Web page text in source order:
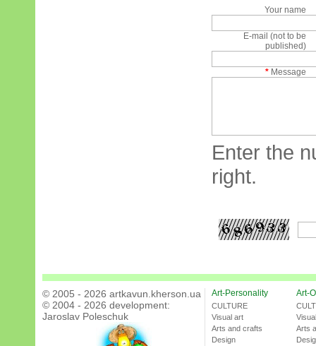
Your name
E-mail (not to be
published)
* Message
Enter the
right.
© 2005 - 2026 artkavun.kherson.ua
© 2004 - 2026 development:
Jaroslav Poleschuk
Art-Personality
CULTURE
Visual art
Arts and crafts
Design
Art-
Arts